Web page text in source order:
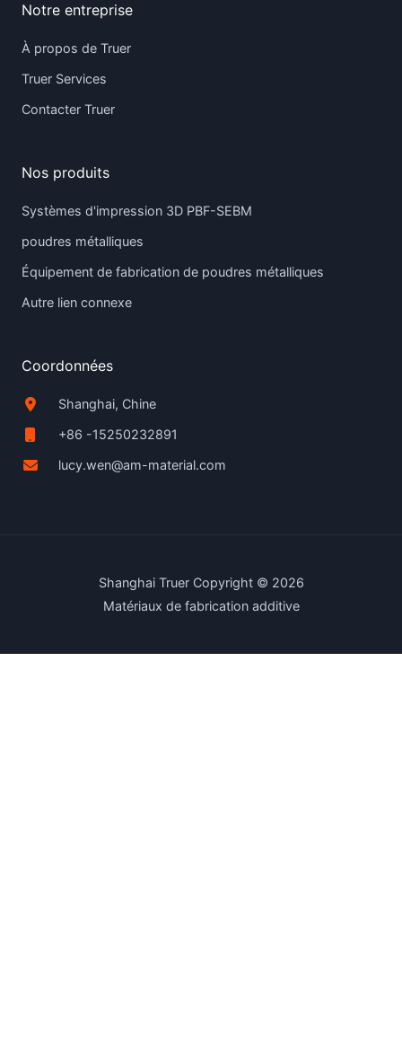
Notre entreprise
À propos de Truer
Truer Services
Contacter Truer
Nos produits
Systèmes d'impression 3D PBF-SEBM
poudres métalliques
Équipement de fabrication de poudres métalliques
Autre lien connexe
Coordonnées
Shanghai, Chine
+86 -15250232891
lucy.wen@am-material.com
Shanghai Truer Copyright © 2026
Matériaux de fabrication additive